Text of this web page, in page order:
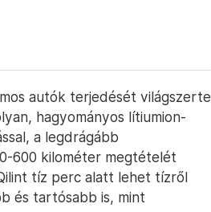
autók terjedését világszerte
hagyományos lítiumion-
a legdrágább
600 kilométer megtételét
tíz perc alatt lehet tízről
és tartósabb is, mint